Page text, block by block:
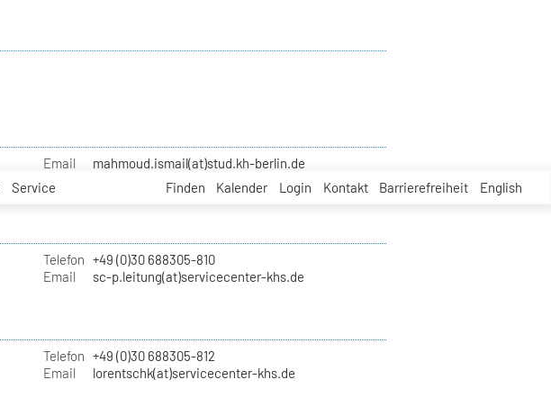
Service Finden Kalender Login Kontakt Barrierefreiheit English
Email mahmoud.ismail(at)stud.kh-berlin.de
Telefon +49 (0)30 688305-810
Email
sc-p.leitung(at)servicecenter-khs.de
Telefon +49 (0)30 688305-812
Email
lorentschk(at)servicecenter-khs.de